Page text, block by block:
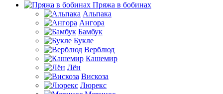
Пряжа в бобинах
Альпака
Ангора
Бамбук
Букле
Верблюд
Кашемир
Лён
Вискоза
Люрекс